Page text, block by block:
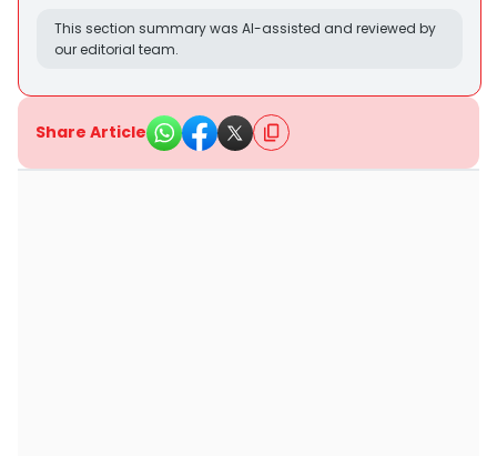
This section summary was AI-assisted and reviewed by
our editorial team.
Share Article